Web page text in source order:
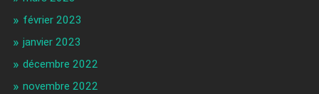
février 2023
janvier 2023
décembre 2022
novembre 2022